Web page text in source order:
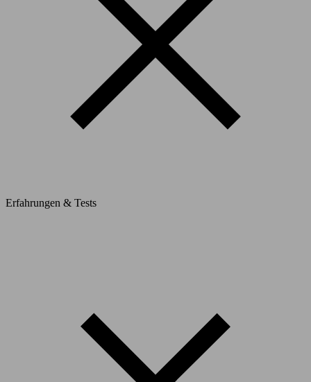
Erfahrungen & Tests